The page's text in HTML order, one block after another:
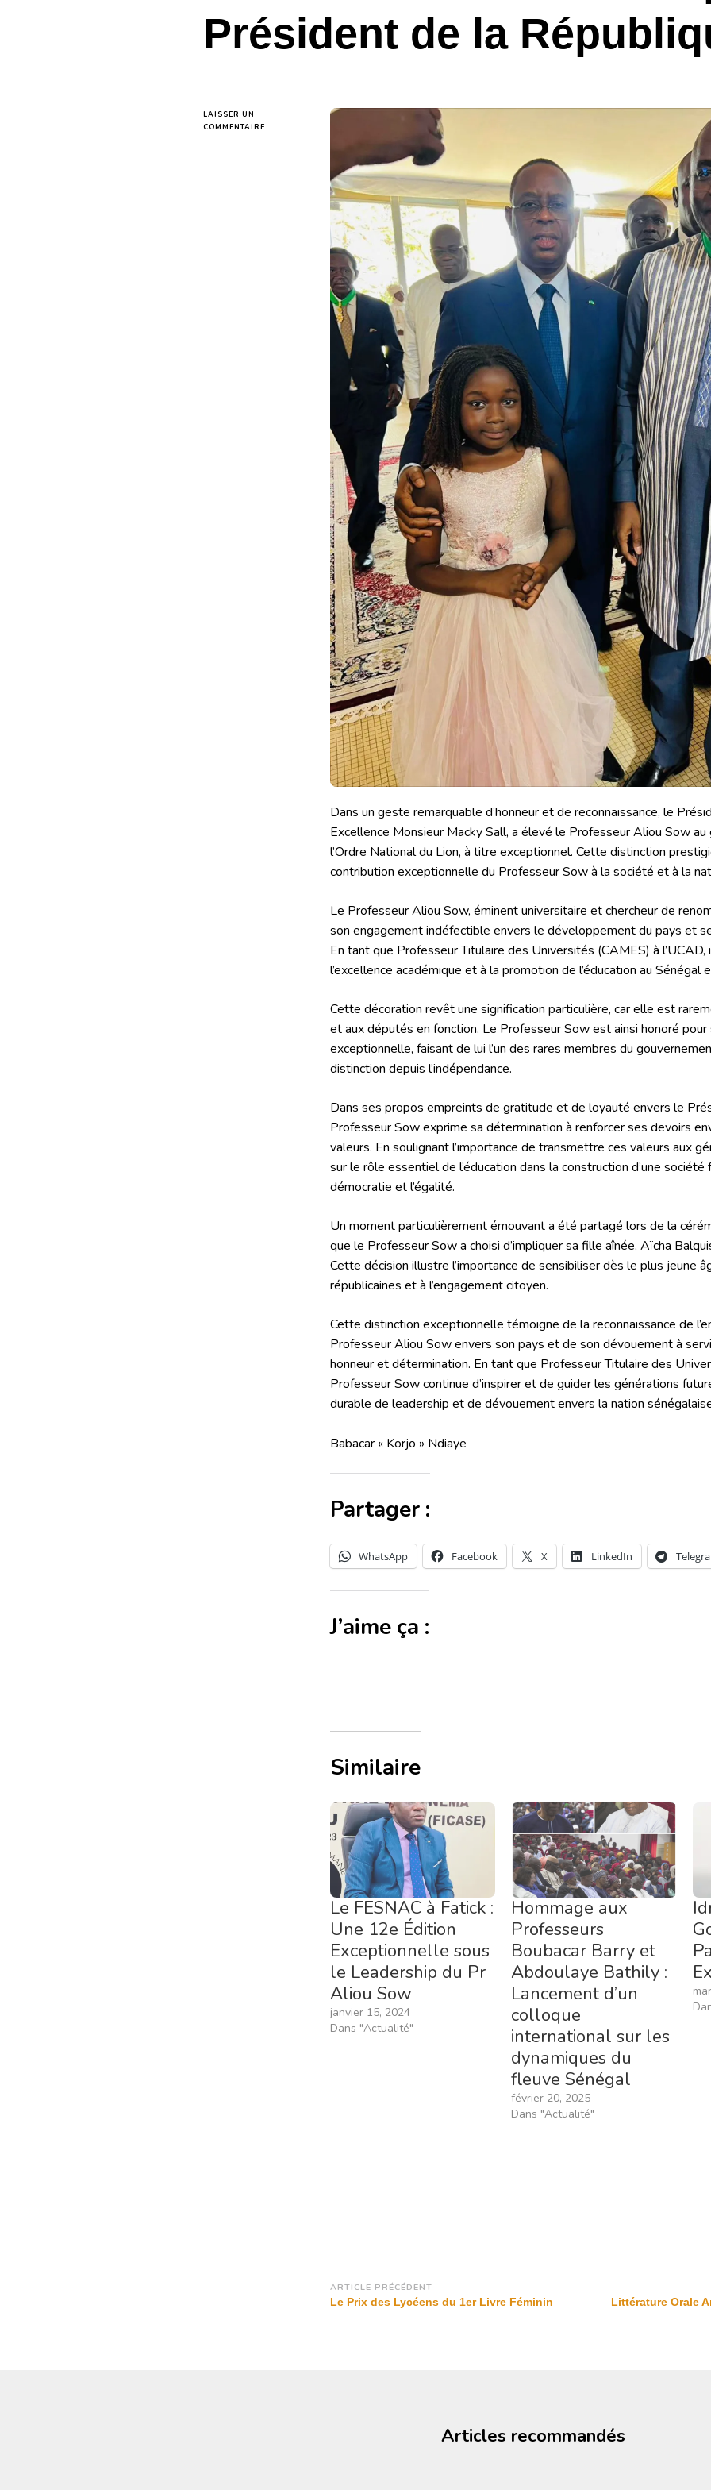
Président de la
LAISSER UN
COMMENTAIRE
Dans un geste remarquable d’honneur et de reconnaissance, le
Excellence Monsieur Macky Sall, a élevé le Professeur Aliou Sow au
l’Ordre National du Lion, à titre exceptionnel. Cette distinction
contribution exceptionnelle du Professeur Sow à la société et à la
Le Professeur Aliou Sow, éminent universitaire et chercheur de
son engagement indéfectible envers le développement du pays et
En tant que Professeur Titulaire des Universités (CAMES) à l’UCAD,
l’excellence académique et à la promotion de l’éducation au Sénégal
Cette décoration revêt une signification particulière, car elle est
et aux députés en fonction. Le Professeur Sow est ainsi honoré
exceptionnelle, faisant de lui l’un des rares membres du
distinction depuis l’indépendance.
Dans ses propos empreints de gratitude et de loyauté envers le
Professeur Sow exprime sa détermination à renforcer ses devoirs
valeurs. En soulignant l’importance de transmettre ces valeurs aux
sur le rôle essentiel de l’éducation dans la construction d’une
démocratie et l’égalité.
Un moment particulièrement émouvant a été partagé lors de la
que le Professeur Sow a choisi d’impliquer sa fille aînée, Aïcha
Cette décision illustre l’importance de sensibiliser dès le plus jeune
républicaines et à l’engagement citoyen.
Cette distinction exceptionnelle témoigne de la reconnaissance de
Professeur Aliou Sow envers son pays et de son dévouement à
honneur et détermination. En tant que Professeur Titulaire des
Professeur Sow continue d’inspirer et de guider les générations
durable de leadership et de dévouement envers la nation
Babacar « Korjo » Ndiaye
Partager :
WhatsApp Facebook X LinkedIn
J’aime ça :
Similaire
Le FESNAC à Fatick :
Une 12e Édition
Exceptionnelle sous
le Leadership du Pr
Aliou Sow
janvier 15, 2024
Dans "Actualité"
Hommage aux
Professeurs
Boubacar Barry et
Abdoulaye Bathily :
Lancement d’un
colloque
international sur les
dynamiques du
fleuve Sénégal
février 20, 2025
Dans "Actualité"
Navigation
d’article
ARTICLE PRÉCÉDENT
Le Prix des Lycéens du 1er Livre Féminin Littérature Orale
Articles recommandés